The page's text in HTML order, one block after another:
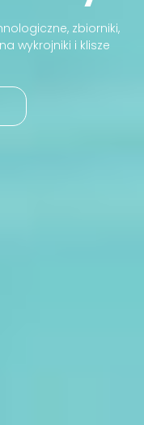
zbiorniki,
wykrojniki i klisze